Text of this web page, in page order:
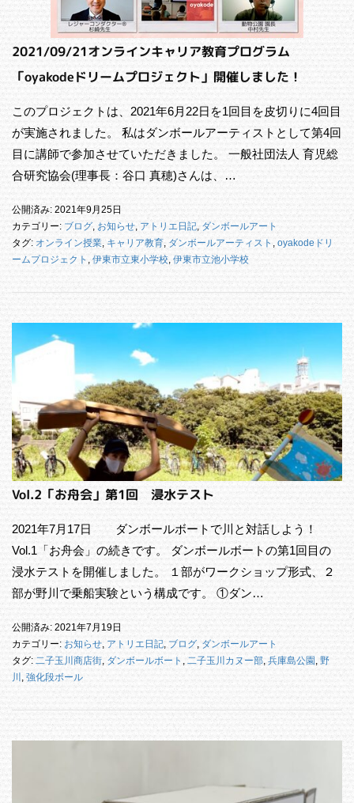
2021/09/21オンラインキャリア教育プログラム
「oyakodeドリームプロジェクト」開催しました！
このプロジェクトは、2021年6月22日を1回目を皮切りに4回目
が実施されました。 私はダンボールアーティストとして第4回
目に講師で参加させていただきました。 一般社団法人 育児総
合研究協会(理事長：谷口 真穂)さんは、…
公開済み: 2021年9月25日
カテゴリー: ブログ, お知らせ, アトリエ日記, ダンボールアート
タグ: オンライン授業, キャリア教育, ダンボールアーティスト , oyakodeドリ
ームプロジェクト ,伊東市立東小学校, 伊東市立池小学校
Vol.2「お舟会」第1回 浸水テスト
2021年7月17日 ダンボールボートで川と対話しよう！
Vol.1「お舟会」の続きです。 ダンボールボートの第1回目の
浸水テストを開催しました。 １部がワークショップ形式、２
部が野川で乗船実験という構成です。 ①ダン…
公開済み: 2021年7月19日
カテゴリー: お知らせ, アトリエ日記, ブログ, ダンボールアート
タグ:二子玉川商店街, ダンボールボート , 二子玉川カヌー部,兵庫島公園 , 野
川 , 強化段ボール